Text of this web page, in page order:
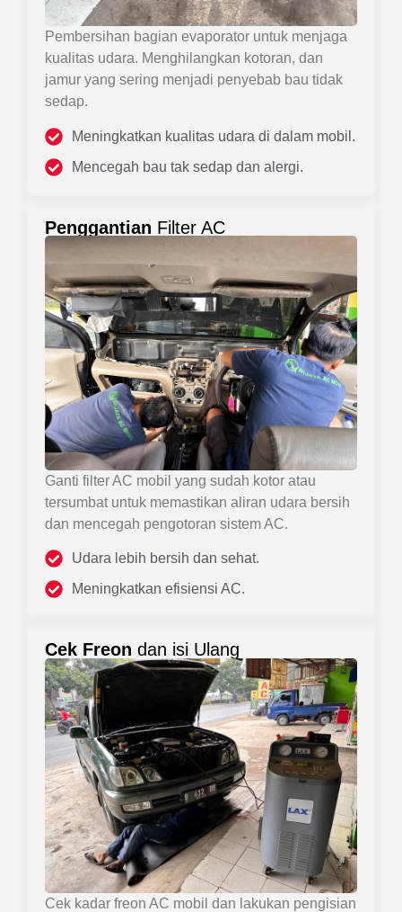
Pembersihan bagian evaporator untuk menjaga
kualitas udara. Menghilangkan kotoran, dan
jamur yang sering menjadi penyebab bau tidak
sedap.
Meningkatkan kualitas udara di dalam mobil.
Mencegah bau tak sedap dan alergi.
Penggantian Filter AC
Ganti filter AC mobil yang sudah kotor atau
tersumbat untuk memastikan aliran udara bersih
dan mencegah pengotoran sistem AC.
Udara lebih bersih dan sehat.
Meningkatkan efisiensi AC.
Cek Freon dan isi Ulang
Cek kadar freon AC mobil dan lakukan pengisian